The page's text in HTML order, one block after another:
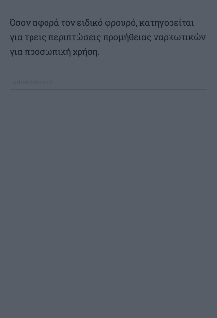
Όσον αφορά τον ειδικό φρουρό, κατηγορείται
για τρεις περιπτώσεις προμήθειας ναρκωτικών
για προσωπική χρήση.